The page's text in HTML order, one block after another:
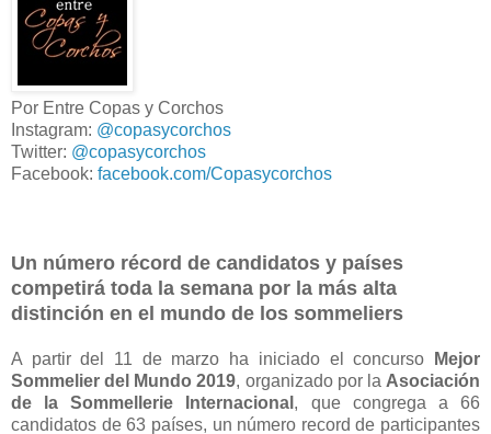
Por Entre Copas y Corchos
Instagram: @copasycorchos
Twitter: @copasycorchos
Facebook: facebook.com/Copasycorchos
Un número récord de candidatos y países
competirá toda la semana por la más alta
distinción en el mundo de los sommeliers
A partir del 11 de marzo ha iniciado el concurso
Mejor
Sommelier del Mundo 2019, organizado por la Asociación
de la Sommellerie Internacional , que congrega a 66
candidatos de 63 países, un número record de participantes